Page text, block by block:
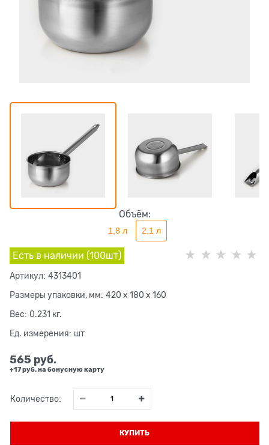
Объём:
1,8 л 2,1 л
Есть в наличии (100шт)
Артикул: 4313401
Размеры упаковки, мм: 420 x 180 x 160
Вес: 0.231 кг.
Ед. измерения: шт
565 руб.
+17 руб. на бонусную карту
Количество:
КУПИТЬ